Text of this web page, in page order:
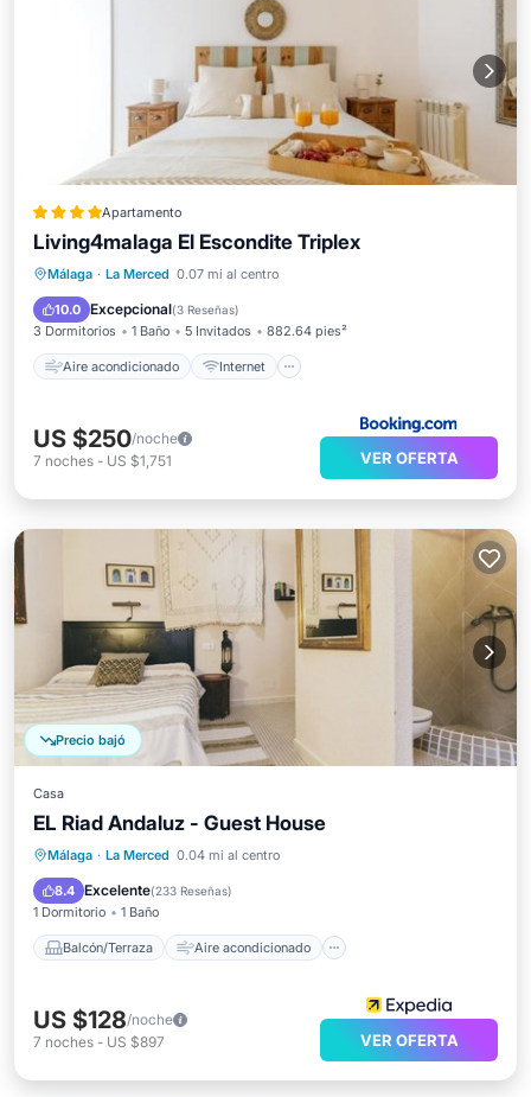
Apartamento
Living4malaga El Escondite Triplex
Málaga · La Merced 0.07 mi al centro
10.0 Excepcional(3 Reseñas)
3 Dormitorios 1 Baño 5 Invitados 882.64 pies²
Aire acondicionado Internet
Aire acondicionado
Internet
Apto para niños
Transporte/Servicio de traslado
US $250/noche
7 noches - US $1,751 VER OFERTA
Precio bajó
Casa
EL Riad Andaluz - Guest House
Málaga · La Merced 0.04 mi al centro
8.4 Excelente(233 Reseñas)
1 Dormitorio 1 Baño
Balcón/Terraza Aire acondicionado
Balcón/Terraza
Aire acondicionado
Internet
Apto para niños
US $128/noche
7 noches - US $897 VER OFERTA